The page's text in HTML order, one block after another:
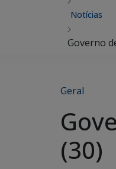
Notícias
Governo
Geral
(30)